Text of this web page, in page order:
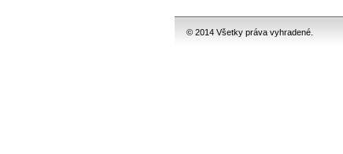
© 2014 Všetky práva vyhradené.